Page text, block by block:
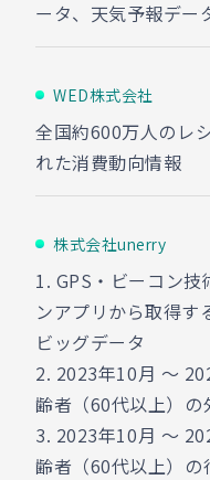
ータ、天気予報デー
WED株式会社
全国約600万人のレ
れた消費動向情報
株式会社unerry
1. GPS・ビーコン
ンアプリから取得す
ビッグデータ
2. 2023年10月 ～
齢者（60代以上）の
3. 2023年10月 ～
齢者（60代以上）の